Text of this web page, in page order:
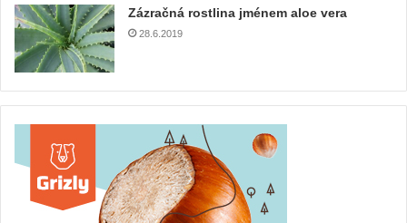
Zázračná rostlina jménem aloe vera
28.6.2019